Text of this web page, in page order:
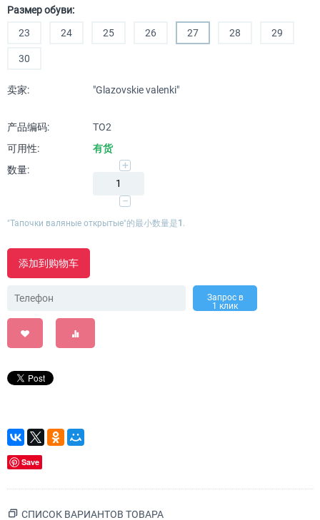
Размер обуви:
23
24 25 26 27 28 29
30
卖家: "Glazovskie valenki"
产品编码:
ТО2
可用性:
有货
数量:
+
−
"Тапочки валяные открытые"的最小数量是1 .
添加到购物车
Запрос в
1 клик
Save
СПИСОК ВАРИАНТОВ ТОВАРА